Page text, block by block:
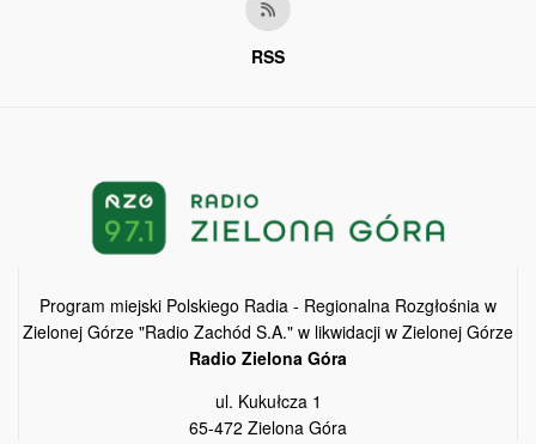
RSS
Program miejski Polskiego Radia - Regionalna Rozgłośnia w
Zielonej Górze "Radio Zachód S.A." w likwidacji w Zielonej Górze
Radio Zielona Góra
ul. Kukułcza 1
65-472 Zielona Góra